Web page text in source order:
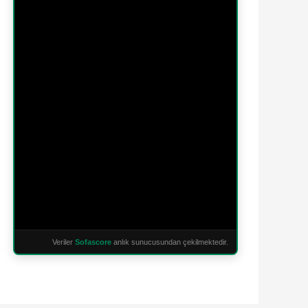
Veriler Sofascore anlık sunucusundan çekilmektedir.